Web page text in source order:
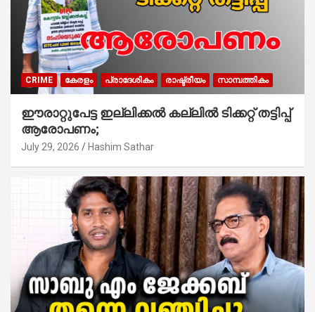
CRIME കേരളം പ്രാദേശികം രാഷ്ട്രീയം സാമ്പത്തികം
ഈരാറ്റുപേട്ട ഇല്ലിക്കൽ കല്ലിൽ ടിക്കറ്റ് തട്ടിപ്പ്
ആരോപണം;
July 29, 2026 Hashim Sathar